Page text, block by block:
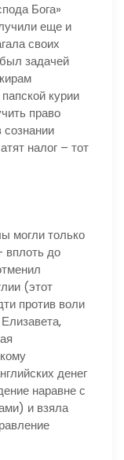
Бога»
еще и
своих
задачей
курии
право
налог – тот
могли только
вплоть до
(этот
против воли
денег
наравне с
и взяла